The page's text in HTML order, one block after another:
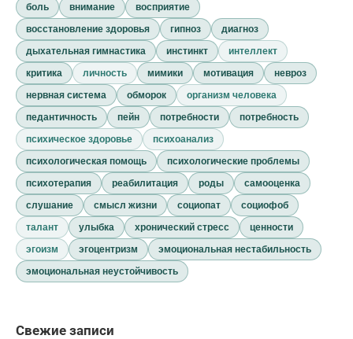
боль
внимание
восприятие
восстановление здоровья
гипноз
диагноз
дыхательная гимнастика
инстинкт
интеллект
критика
личность мимики мотивация
невроз
нервная система
обморок
организм человека
педантичность
пейн потребности
потребность
психическое здоровье
психоанализ
психологическая помощь
психологические проблемы
психотерапия
реабилитация роды
самооценка
слушание
смысл жизни социопат
социофоб
талант
улыбка хронический стресс
ценности
эгоизм
эгоцентризм
эмоциональная нестабильность
эмоциональная неустойчивость
Свежие записи